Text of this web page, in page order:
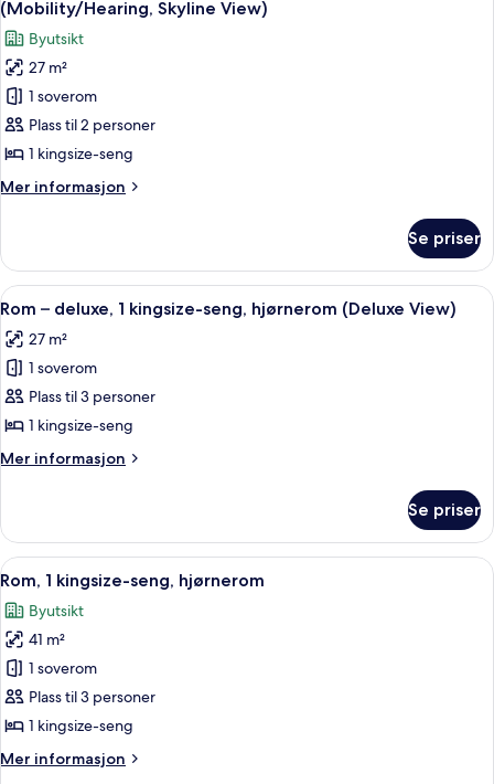
Room)
bildene
av
Rom,
kingsize-
seng,
tilgjengelighetstilpasset
(Mobility/Hearing,
View)
(Mobility/Hearing, Skyline View)
Byutsikt
27 m²
1 soverom
Plass til 2 personer
1 kingsize-seng
Mer informasjon
Mer
1
kingsize-
seng,
tilgjengelighetstilpasset
(Mobility/Hearing,
Skyline
Se priser
Åpne
alle
bildene
av
Rom
–
deluxe,
1
seng,
hjørnerom
(Deluxe
View)
Rom – deluxe, 1 kingsize-seng,
4
Rom – deluxe, 1 kingsize-seng, hjørnerom (Deluxe View)
27 m²
1 soverom
Plass til 3 personer
1 kingsize-seng
Mer informasjon
Mer
–
deluxe,
1
seng,
hjørnerom
(Deluxe
View)
Se priser
Åpne
alle
bildene
av
Rom,
1
kingsize-
hjørnerom
Sengetøy av topp kvalitet, dundyner
5
Rom, 1 kingsize-seng, hjørnerom
Byutsikt
41 m²
1 soverom
Plass til 3 personer
1 kingsize-seng
Mer informasjon
Mer